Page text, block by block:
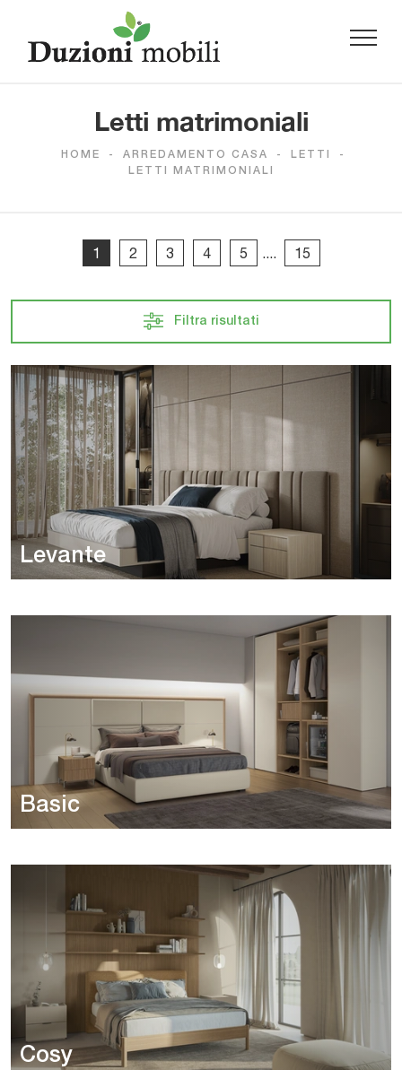
Letti matrimoniali
HOME - ARREDAMENTO CASA - LETTI
-
LETTI MATRIMONIALI
1 2 3 4 5 .... 15
Filtra risultati
Levante
Basic
Cosy